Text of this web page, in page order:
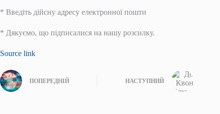
* Введіть дійсну адресу електронної пошти
* Дякуємо, що підписалися на нашу розсилку.
Source link
ПОПЕРЕДНІЙ НАСТУПНИЙ